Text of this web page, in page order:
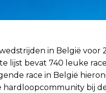
in België voor
lijst bevat 740 leuke
race in België
hardloopcommunity bij